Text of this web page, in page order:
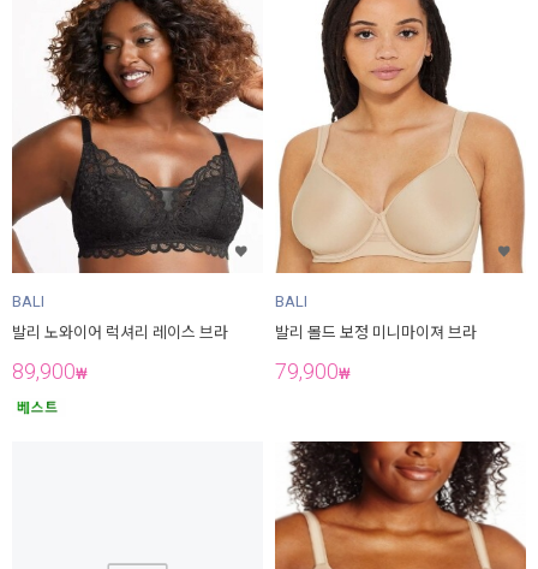
BALI
발리 노와이어 럭셔리 레이스 브라
89,900₩
BALI
발리 몰드 보정 미니마이져 브라
79,900₩